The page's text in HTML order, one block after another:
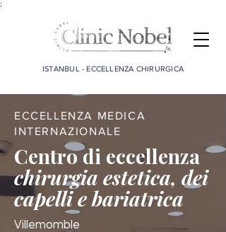
;
ISTANBUL - ECCELLENZA CHIRURGICA
ECCELLENZA MEDICA
INTERNAZIONALE
Centro di eccellenza
chirurgia estetica, dei
capelli e bariatrica
Villemomble